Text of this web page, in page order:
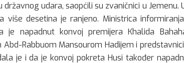
državnog udara, saopćili su zvaničnici u Jemenu.
više desetina je ranjeno. Ministrica
je napadnut konvoj premijera Khalida
Abd-Rabbuom Mansourom Hadijem i
je i da je konvoj pokreta Husi također